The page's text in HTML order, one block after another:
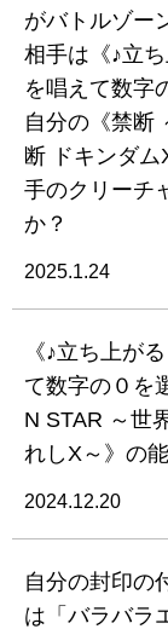
がバトルゾー
相手は《♪立
を唱えて数字
自分の《禁断
断 ドキンダ
手のクリーチ
か？
2025.1.24
《♪立ち上が
て数字の０を
N STAR ～世
れしX～》の
2024.12.20
自分の封印の
は「バラバラ